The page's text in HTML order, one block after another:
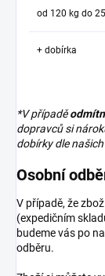
od 120 kg do
+ dobírka
*V případě
dopravců si
dobírky dle našich
Osobní
V případě, že
(expedičním
budeme vás po
odběru.